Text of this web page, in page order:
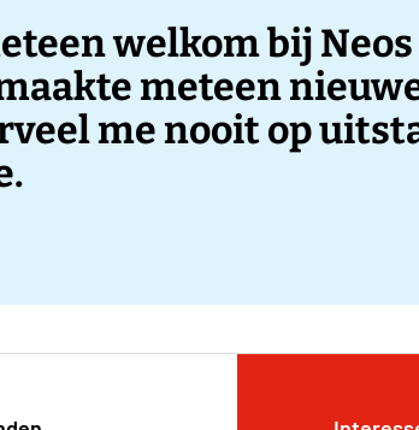
welkom bij Neos
meteen
me nooit op